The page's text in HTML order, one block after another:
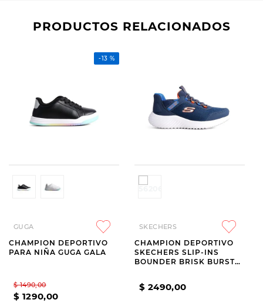
PRODUCTOS RELACIONADOS
-13 %
GUGA
CHAMPION DEPORTIVO
PARA NIÑA GUGA GALA
$ 1490,00
$ 1290,00
SKECHERS
CHAMPION DEPORTIVO
SKECHERS SLIP-INS
BOUNDER BRISK BURST
$ 2490,00